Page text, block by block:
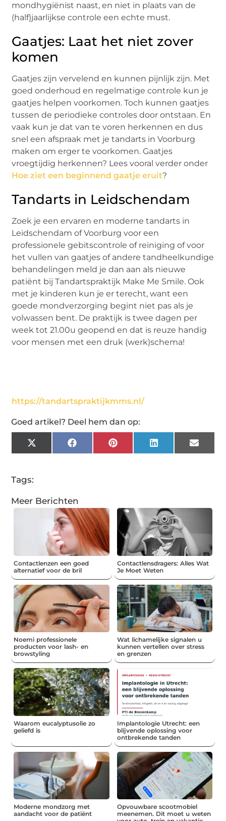
mondhygiënist naast, en niet in plaats van de
(half)jaarlijkse controle een echte must.
Gaatjes: Laat het niet zover
komen
Gaatjes zijn vervelend en kunnen pijnlijk zijn. Met
goed onderhoud en regelmatige controle kun je
gaatjes helpen voorkomen. Toch kunnen gaatjes
tussen de periodieke controles door ontstaan. En
vaak kun je dat van te voren herkennen en dus
snel een afspraak met je tandarts in Voorburg
maken om erger te voorkomen. Gaatjes
vroegtijdig herkennen? Lees vooral verder onder
Hoe ziet een beginnend gaatje eruit?
Tandarts in Leidschendam
Zoek je een ervaren en moderne tandarts in
Leidschendam of Voorburg voor een
professionele gebitscontrole of reiniging of voor
het vullen van gaatjes of andere tandheelkundige
behandelingen meld je dan aan als nieuwe
patiënt bij Tandartspraktijk Make Me Smile. Ook
met je kinderen kun je er terecht, want een
goede mondverzorging begint niet pas als je
volwassen bent. De praktijk is twee dagen per
week tot 21.00u geopend en dat is reuze handig
voor mensen met een druk (werk)schema!
https://tandartspraktijkmms.nl/
Goed artikel? Deel hem dan op:
X
(Twitter)
FacebookPinterestLinkedInEmail
Tags:
Meer Berichten
Contactlenzen een goed
alternatief voor de bril
Contactlensdragers: Alles Wat
Je Moet Weten
Noemi professionele
producten voor lash- en
browstyling
Wat lichamelijke signalen u
kunnen vertellen over stress
en grenzen
Waarom eucalyptusolie zo
geliefd is
Implantologie Utrecht: een
blijvende oplossing voor
ontbrekende tanden
Moderne mondzorg met
aandacht voor de patiënt
Opvouwbare scootmobiel
meenemen. Dit moet u weten